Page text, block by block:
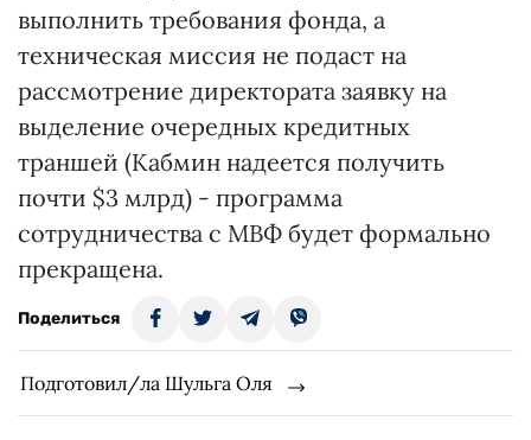
выполнить требования фонда, а
техническая миссия не подаст на
рассмотрение директората заявку на
выделение очередных кредитных
траншей (Кабмин надеется получить
почти $3 млрд) - программа
сотрудничества с МВФ будет формально
прекращена.
Поделиться
Подготовил/ла Шульга Оля